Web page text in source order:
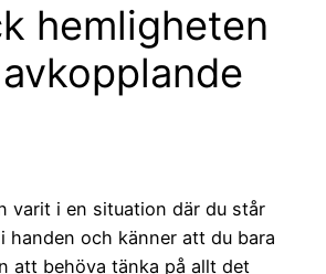
hemligheten
varit i en situation där du står
handen och känner att du bara
att behöva tänka på allt det